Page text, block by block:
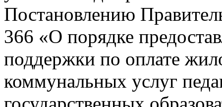
Постановлению
366 «О порядке
поддержки по оплате
коммунальных услуг